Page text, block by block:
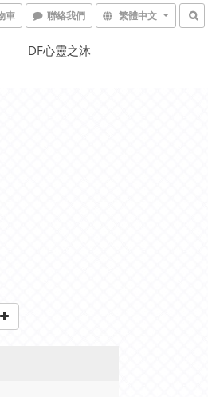
車 聯絡我們 繁體中文
DF心靈之沐